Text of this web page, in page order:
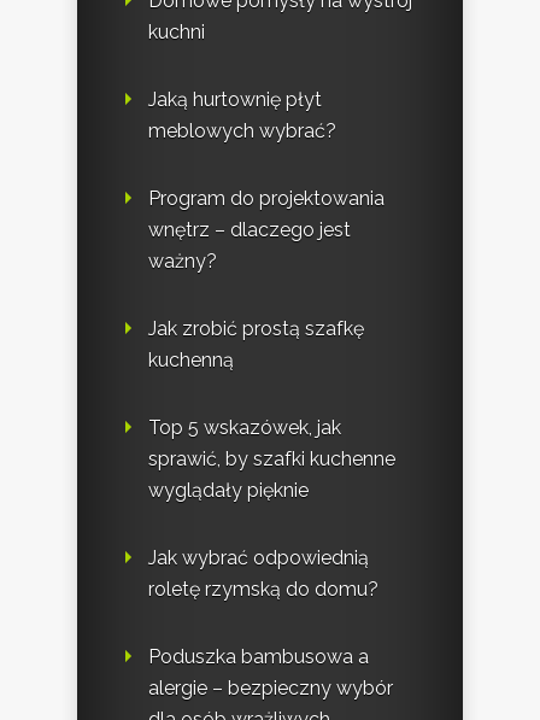
kuchni
Jaką hurtownię płyt
meblowych wybrać?
Program do projektowania
wnętrz – dlaczego jest
ważny?
Jak zrobić prostą szafkę
kuchenną
Top 5 wskazówek, jak
sprawić, by szafki kuchenne
wyglądały pięknie
Jak wybrać odpowiednią
roletę rzymską do domu?
Poduszka bambusowa a
alergie – bezpieczny wybór